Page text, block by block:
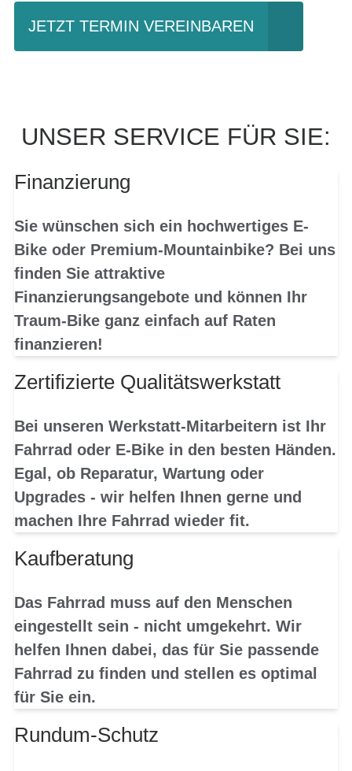
JETZT TERMIN VEREINBAREN
UNSER SERVICE FÜR SIE:
Finanzierung
Sie wünschen sich ein hochwertiges E-
Bike oder Premium-Mountainbike? Bei uns
finden Sie attraktive
Finanzierungsangebote und können Ihr
Traum-Bike ganz einfach auf Raten
finanzieren!
Zertifizierte Qualitätswerkstatt
Bei unseren Werkstatt-Mitarbeitern ist Ihr
Fahrrad oder E-Bike in den besten Händen.
Egal, ob Reparatur, Wartung oder
Upgrades - wir helfen Ihnen gerne und
machen Ihre Fahrrad wieder fit.
Kaufberatung
Das Fahrrad muss auf den Menschen
eingestellt sein - nicht umgekehrt. Wir
helfen Ihnen dabei, das für Sie passende
Fahrrad zu finden und stellen es optimal
für Sie ein.
Rundum-Schutz